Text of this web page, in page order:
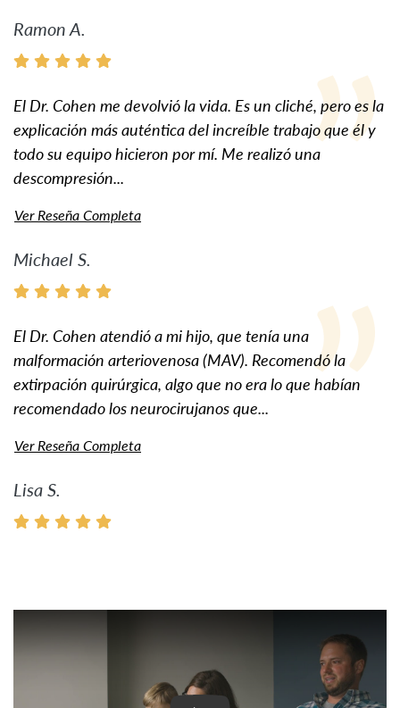
Ramon A.
El Dr. Cohen me devolvió la vida. Es un cliché, pero es la
explicación más auténtica del increíble trabajo que él y
todo su equipo hicieron por mí. Me realizó una
descompresión...
Ver Reseña Completa
Michael S.
El Dr. Cohen atendió a mi hijo, que tenía una
malformación arteriovenosa (MAV). Recomendó la
extirpación quirúrgica, algo que no era lo que habían
recomendado los neurocirujanos que...
Ver Reseña Completa
Lisa S.